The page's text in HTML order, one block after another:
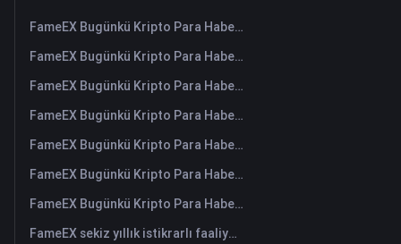
FameEX Bugünkü Kripto Para Haberleri Özeti | 6 Ağustos 2026
FameEX Bugünkü Kripto Para Haberleri Özeti | 5 Ağustos 2026
FameEX Bugünkü Kripto Para Haberleri Özeti | 4 Ağustos 2026
FameEX Bugünkü Kripto Para Haberleri Özeti | 3 Ağustos 2026
FameEX Bugünkü Kripto Para Haberleri Özeti | 31 Temmuz 2026
FameEX Bugünkü Kripto Para Haberleri Özeti | 30 Temmuz 2026
FameEX Bugünkü Kripto Para Haberleri Özeti | 29 Temmuz 2026
FameEX sekiz yıllık istikrarlı faaliyetleri ve küresel büyümesiyle kullanıcı güvenini güçlendiriyor